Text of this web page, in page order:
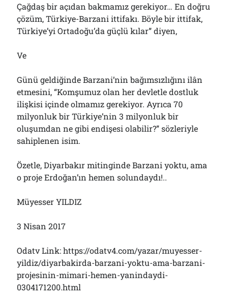
Çağdaş bir açıdan bakmamız gerekiyor… En doğru
çözüm, Türkiye-Barzani ittifakı. Böyle bir ittifak,
Türkiye’yi Ortadoğu’da güçlü kılar” diyen,
Ve
Günü geldiğinde Barzani’nin bağımsızlığını ilân
etmesini, “Komşumuz olan her devletle dostluk
ilişkisi içinde olmamız gerekiyor. Ayrıca 70
milyonluk bir Türkiye’nin 3 milyonluk bir
oluşumdan ne gibi endişesi olabilir?” sözleriyle
sahiplenen isim.
Özetle, Diyarbakır mitinginde Barzani yoktu, ama
o proje Erdoğan’ın hemen solundaydı!..
Müyesser YILDIZ
3 Nisan 2017
Odatv Link: https://odatv4.com/yazar/muyesser-
yildiz/diyarbakirda-barzani-yoktu-ama-barzani-
projesinin-mimari-hemen-yanindaydi-
0304171200.html